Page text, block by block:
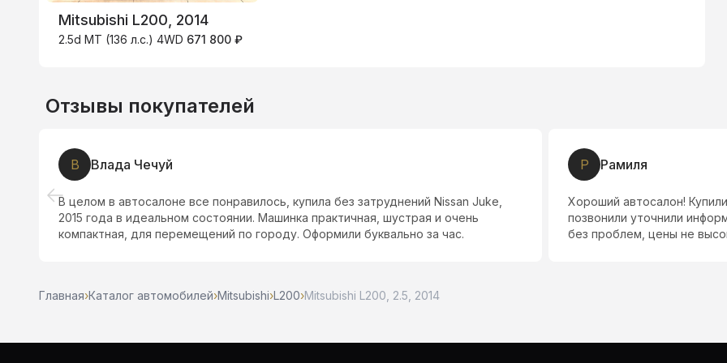
Mitsubishi L200, 2014
2.5d MT (136 л.с.) 4WD 671 800 ₽
Отзывы покупателей
Р Рамиля
Хороший автосалон! Купили здесь машину по трейд- ину. Перед приездом
позвонили уточнили информацию, спасибо за помощь сотрудникам, оформили
без проблем, цены не высокие. Мы довольны!
А Азиз Джобатшое
Приобрели у них
Главная›Каталог автомобилей›Mitsubishi›L200›Mitsubishi L200, 2.5, 2014